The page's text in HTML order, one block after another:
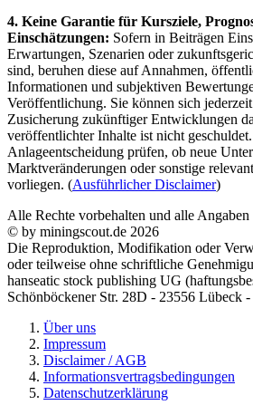
4. Keine Garantie für Kursziele,
Einschätzungen: Sofern in Beiträgen
Erwartungen, Szenarien oder
sind, beruhen diese auf Annahmen,
Informationen und subjektiven
Veröffentlichung. Sie können sich
Zusicherung zukünftiger Entwicklungen
veröffentlichter Inhalte ist nicht
Anlageentscheidung prüfen, ob neue
Marktveränderungen oder sonstige
vorliegen. (Ausführlicher Disclaimer)
Alle Rechte vorbehalten und alle
© by miningscout.de 2026
Die Reproduktion, Modifikation oder
oder teilweise ohne schriftliche
hanseatic stock publishing UG
Schönböckener Str. 28D - 23556 Lübeck
Über uns
Impressum
Disclaimer / AGB
Informationsvertragsbedingungen
Datenschutzerklärung